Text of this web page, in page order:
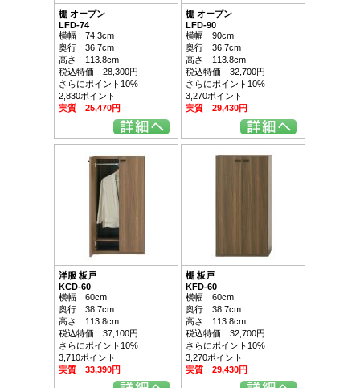
棚 オープン
LFD-74
横幅 74.3cm
奥行 36.7cm
高さ 113.8cm
税込特価 28,300円
さらにポイント10%
2,830ポイント
実質 25,470円
棚 オープン
LFD-90
横幅 90cm
奥行 36.7cm
高さ 113.8cm
税込特価 32,700円
さらにポイント10%
3,270ポイント
実質 29,430円
洋服 板戸
KCD-60
横幅 60cm
奥行 38.7cm
高さ 113.8cm
税込特価 37,100円
さらにポイント10%
3,710ポイント
実質 33,390円
棚 板戸
KFD-60
横幅 60cm
奥行 38.7cm
高さ 113.8cm
税込特価 32,700円
さらにポイント10%
3,270ポイント
実質 29,430円